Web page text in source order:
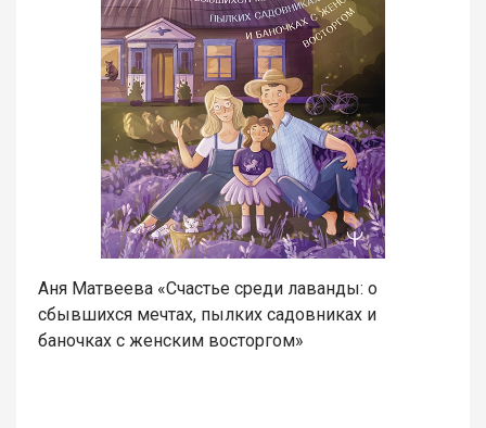
Аня Матвеева «Счастье среди лаванды: о
сбывшихся мечтах, пылких садовниках и
баночках с женским восторгом»